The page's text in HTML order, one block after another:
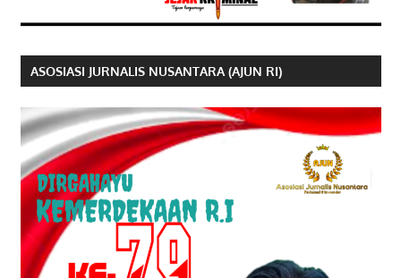
ASOSIASI JURNALIS NUSANTARA (AJUN RI)